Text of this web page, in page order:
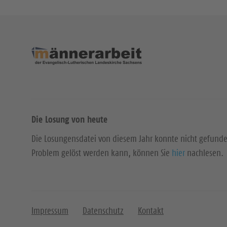
Die Losung von heute
Die Losungensdatei von diesem Jahr konnte nicht
Problem gelöst werden kann, können Sie hier nachlesen.
Impressum Datenschutz Kontakt